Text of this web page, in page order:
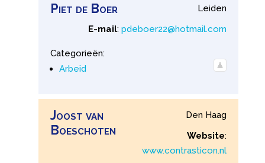
Piet de Boer
Leiden
E-mail: pdeboer22@hotmail.com
Categorieën:
Arbeid
Joost van
Boeschoten
Den Haag
Website:
www.contrasticon.nl